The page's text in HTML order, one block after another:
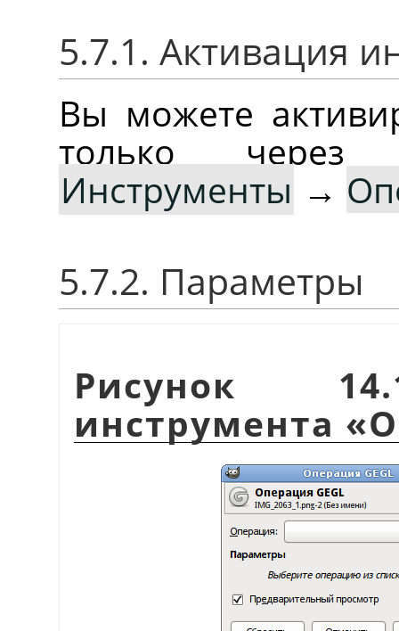
5.7.1. Активация
Вы можете
только через
Инструменты →
5.7.2. Параметры
Рисунок
инструмента